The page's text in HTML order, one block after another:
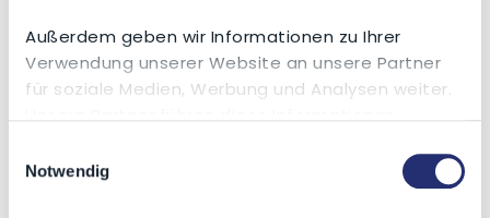
Außerdem geben wir Informationen zu Ihrer
Verwendung unserer Website an unsere Partner
für soziale Medien, Werbung und Analysen weiter.
die du ihnen bereitgestellt hast oder die sie im
Rahmen Ihrer Nutzung der Dienste gesammelt
Notwendig
cui è sottoposto il pavimento della trincea,
per cui abbiamo deciso di migliorare la
durevolezza della vernice per prevenire